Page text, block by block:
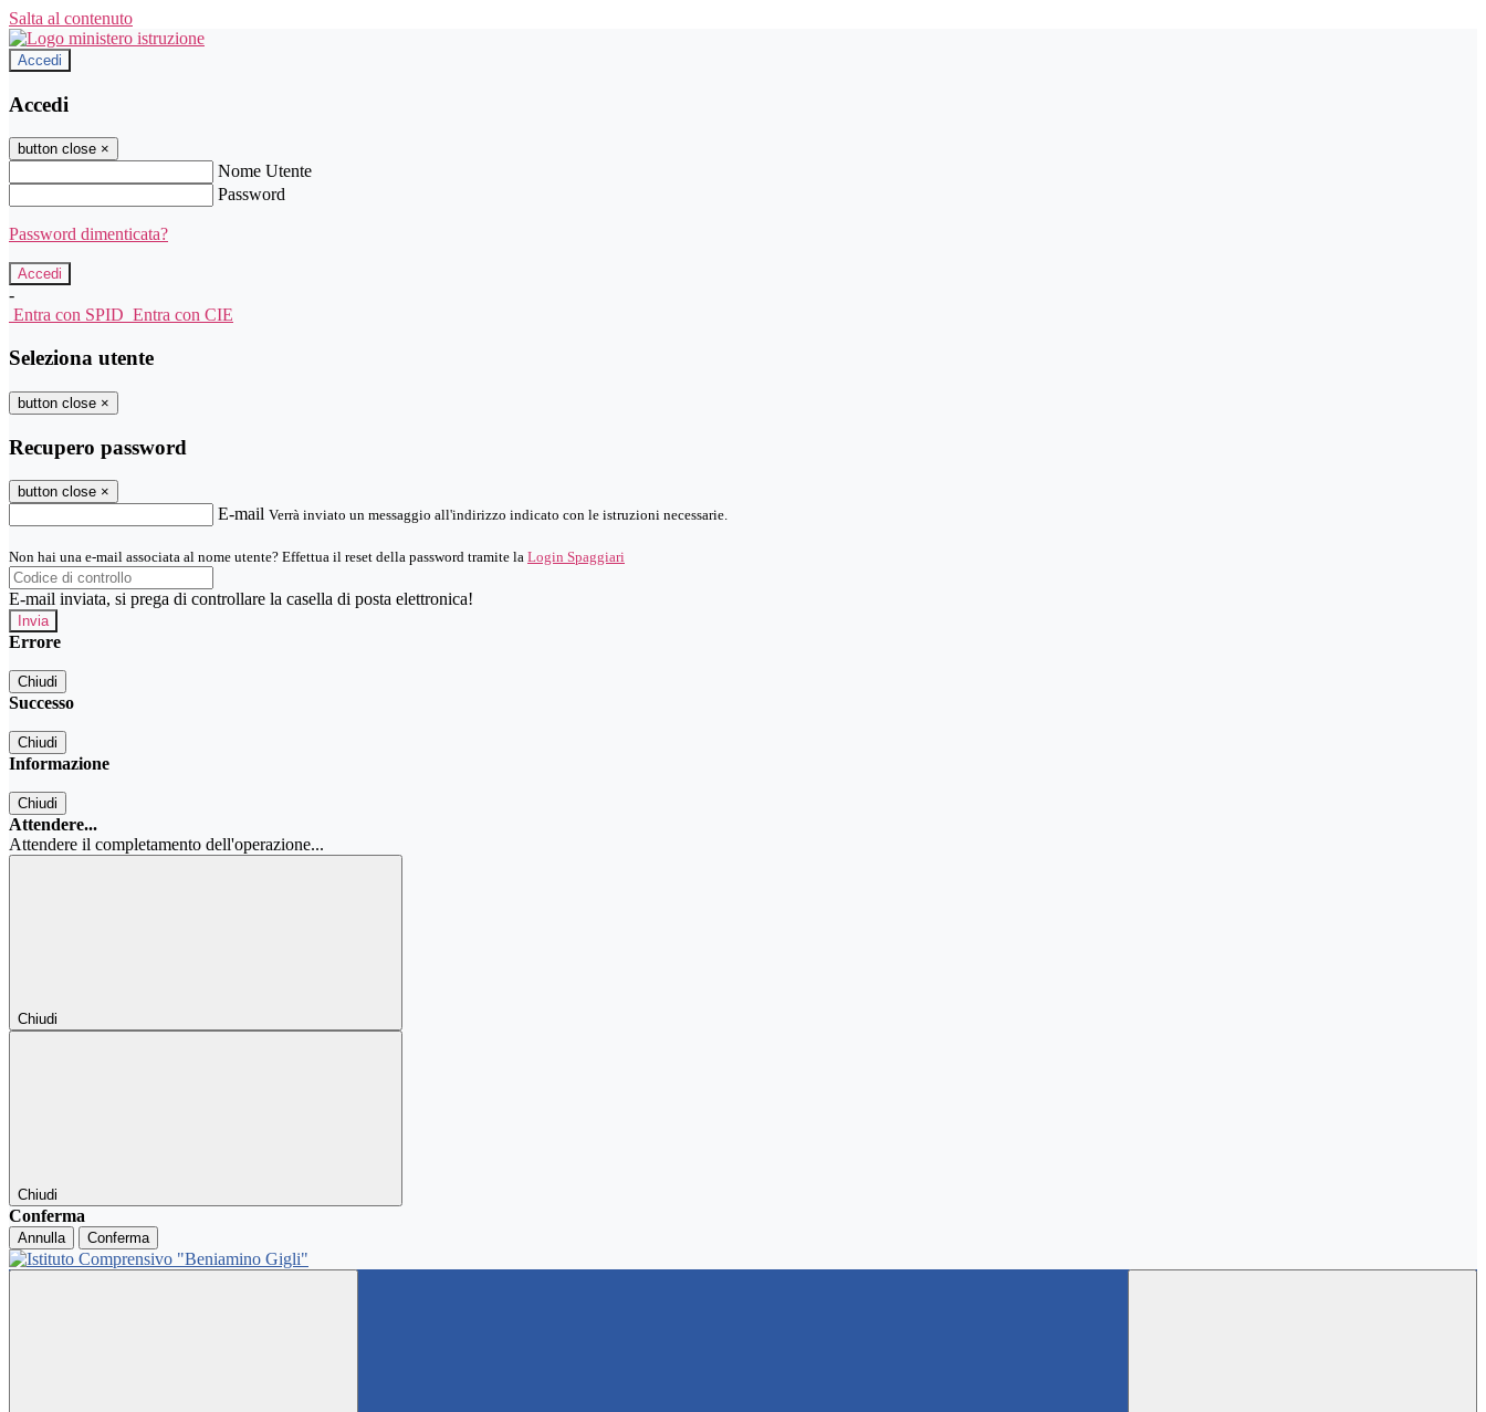
Salta al contenuto
Accedi
Accedi
button close ×
Nome Utente
Password
Password dimenticata?
-
Entra con SPID Entra con CIE
Seleziona utente
button close ×
Recupero password
button close ×
E-mail Verrà inviato un messaggio all'indirizzo indicato con le istruzioni necessarie.
Non hai una e-mail associata al nome utente? Effettua il reset della password tramite la Login Spaggiari
E-mail inviata, si prega di controllare la casella di posta elettronica!
Errore
Chiudi
Successo
Chiudi
Informazione
Chiudi
Attendere...
Attendere il completamento dell'operazione...
Chiudi
Chiudi
Conferma
Annulla Conferma